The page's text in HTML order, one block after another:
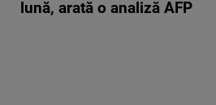
lună, arată o analiză AFP